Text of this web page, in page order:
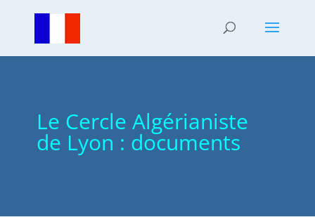
Le Cercle Algérianiste
de Lyon : documents